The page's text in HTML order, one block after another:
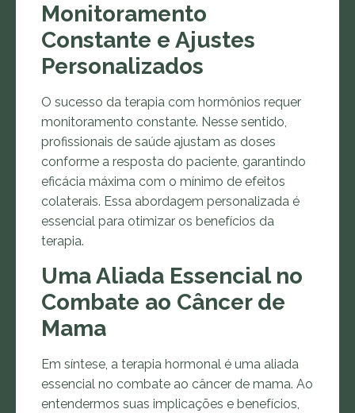
Monitoramento
Constante e Ajustes
Personalizados
O sucesso da terapia com hormônios requer
monitoramento constante. Nesse sentido,
profissionais de saúde ajustam as doses
conforme a resposta do paciente, garantindo
eficácia máxima com o mínimo de efeitos
colaterais. Essa abordagem personalizada é
essencial para otimizar os benefícios da
terapia.
Uma Aliada Essencial no
Combate ao Câncer de
Mama
Em síntese, a terapia hormonal é uma aliada
essencial no combate ao câncer de mama. Ao
entendermos suas implicações e benefícios,